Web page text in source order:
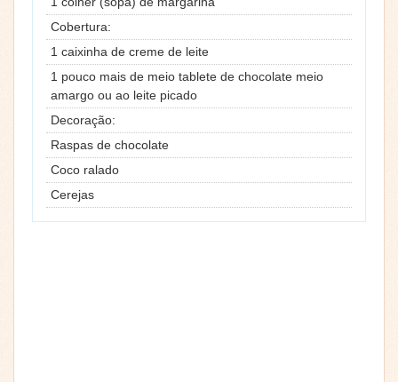
Cobertura:
1 caixinha de creme de leite
1 pouco mais de meio tablete de chocolate meio
amargo ou ao leite picado
Decoração:
Raspas de chocolate
Coco ralado
Cerejas